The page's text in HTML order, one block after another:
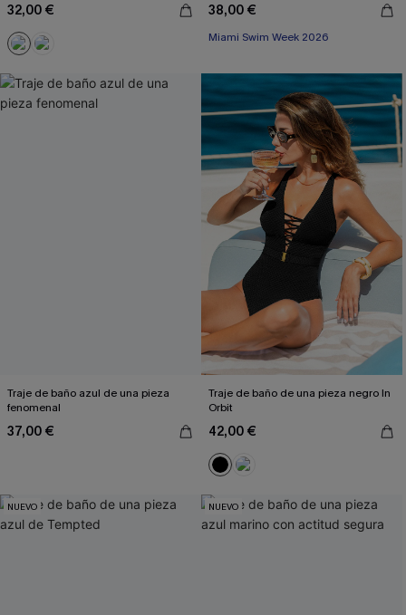
32,00 € 38,00 €
Miami Swim Week 2026
Traje de baño azul de una pieza
fenomenal
37,00 €
Traje de baño de una pieza negro In
Orbit
42,00 €
NUEVO NUEVO